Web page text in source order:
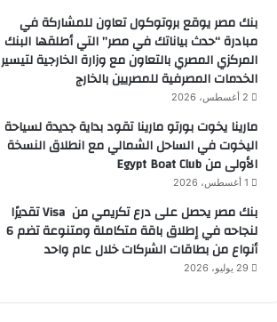
بنك مصر يوقع بروتوكول تعاون للمشاركة في
مبادرة “حدث بياناتك في مصر” التي أطلقها البنك
المركزي المصري بالتعاون مع وزارة الخارجية لتيسير
الخدمات المصرفية للمصريين بالخارج
2 أغسطس، 2026
مارينا يخوت بورتو مارينا تقود بداية جديدة لسياحة
اليخوت في الساحل الشمالي مع انطلاق النسخة
الأولى من Egypt Boat Club
1 أغسطس، 2026
بنك مصر يحصل على درع تكريمي من Visa تقديرًا
لنجاحه في إطلاق باقة متكاملة ومتنوعة تضم 6
أنواع من بطاقات الشركات خلال عام واحد
29 يوليو، 2026